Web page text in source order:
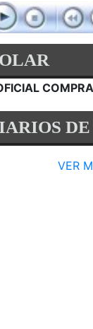
COMPRA
VER